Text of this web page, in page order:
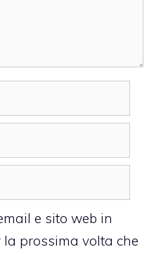
e sito web in
prossima volta che